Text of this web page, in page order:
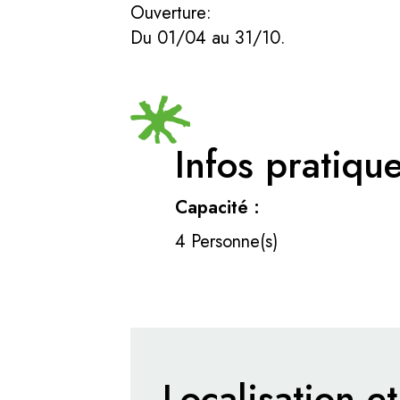
Ouverture:
Du 01/04 au 31/10.
Infos
Capacité :
4 Personne(s)